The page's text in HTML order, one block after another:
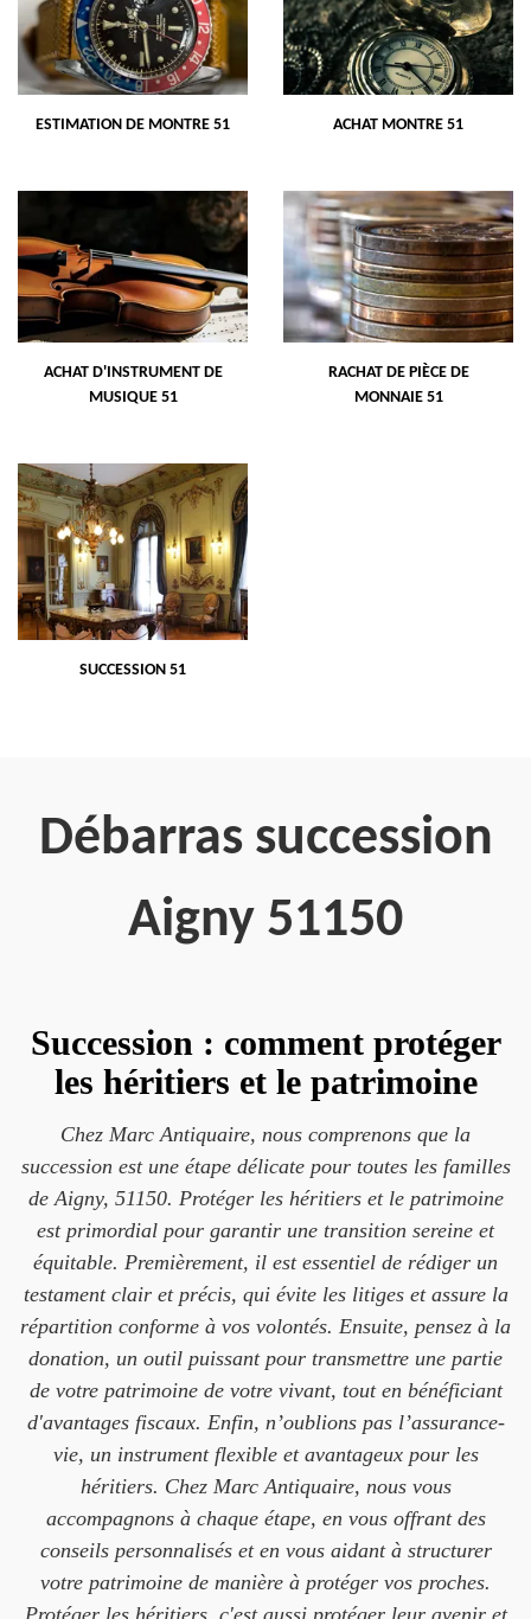
ESTIMATION DE MONTRE 51 ACHAT MONTRE 51
ACHAT D'INSTRUMENT DE
MUSIQUE 51
RACHAT DE PIÈCE DE
MONNAIE 51
SUCCESSION 51
Débarras succession
Aigny 51150
Succession : comment protéger
les héritiers et le patrimoine
Chez Marc Antiquaire, nous comprenons que la
succession est une étape délicate pour toutes les familles
de Aigny, 51150. Protéger les héritiers et le patrimoine
est primordial pour garantir une transition sereine et
équitable. Premièrement, il est essentiel de rédiger un
testament clair et précis, qui évite les litiges et assure la
répartition conforme à vos volontés. Ensuite, pensez à la
donation, un outil puissant pour transmettre une partie
de votre patrimoine de votre vivant, tout en bénéficiant
d'avantages fiscaux. Enfin, n’oublions pas l’assurance-
vie, un instrument flexible et avantageux pour les
héritiers. Chez Marc Antiquaire, nous vous
accompagnons à chaque étape, en vous offrant des
conseils personnalisés et en vous aidant à structurer
votre patrimoine de manière à protéger vos proches.
Protéger les héritiers, c'est aussi protéger leur avenir et